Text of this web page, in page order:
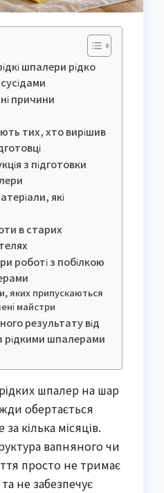
шпалери рідко
причини
тих, хто вирішив
з підготовки
які
в старих
роботі з побілкою
яких припускаються
майстри
результату від
рідкими шпалерами
шпалер на шар
обертається
кілька місяців.
вапняного чи
просто не тримає
не забезпечує